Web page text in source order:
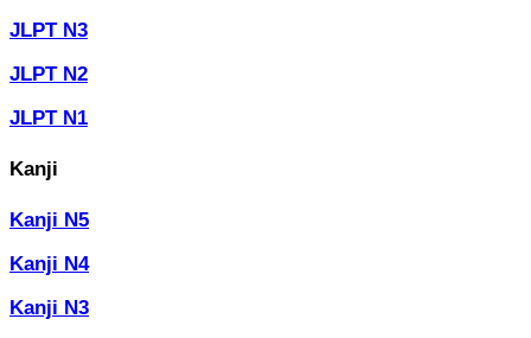
JLPT N3
JLPT N2
JLPT N1
Kanji
Kanji N5
Kanji N4
Kanji N3